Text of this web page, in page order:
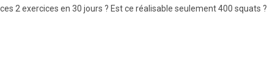
2 exercices en 30 jours ? Est ce réalisable seulement 400 squats ?